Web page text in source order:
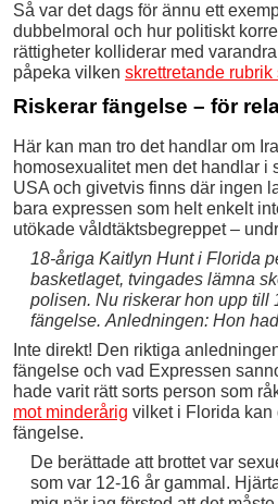
Så var det dags för ännu ett
dubbelmoral och hur politiskt
rättigheter kolliderar med
påpeka vilken skrettretande
Riskerar fängelse – för
Här kan man tro det handlar om
homosexualitet men det handlar i
USA och givetvis finns där ingen
bara expressen som helt enkelt
utökade våldtäktsbegreppet –
18-åriga Kaitlyn Hunt i Florida
basketlaget, tvingades lämna
polisen. Nu riskerar hon upp till
fängelse. Anledningen: Hon
Inte direkt! Den riktiga
fängelse och vad Expressen
hade varit rätt sorts person som
mot minderårig vilket i Florida kan
fängelse.
De berättade att brottet var
som var 12-16 år gammal.